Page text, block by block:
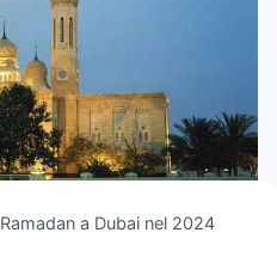
Ramadan a Dubai nel 2024